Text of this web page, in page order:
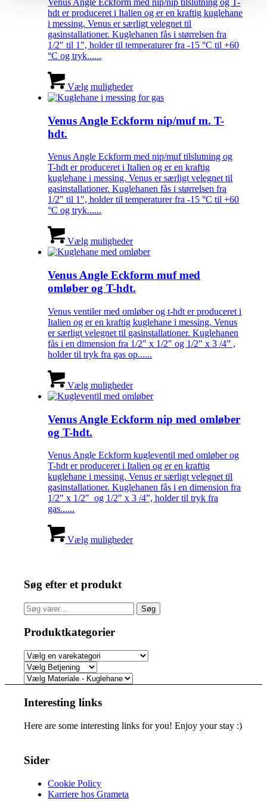
Venus Angle Eckform med nip/nip tilslutning og T-
hdt er produceret i Italien og er en kraftig kuglehane
i messing. Venus er særligt velegnet til
gasinstallationer. Kuglehanen fås i størrelsen fra
1/2" til 1", holder til temperaturer fra -15 °C til +60
°C og tryk......
Vælg muligheder
Venus Angle Eckform nip/muf m. T-
hdt.
Venus Angle Eckform med nip/muf tilslutning og
T-hdt er produceret i Italien og er en kraftig
kuglehane i messing. Venus er særligt velegnet til
gasinstallationer. Kuglehanen fås i størrelsen fra
1/2" til 1", holder til temperaturer fra -15 °C til +60
°C og tryk......
Vælg muligheder
Venus Angle Eckform muf med
omløber og T-hdt.
Venus ventiler med omløber og t-hdt er produceret i
Italien og er en kraftig kuglehane i messing. Venus
er særligt velegnet til gasinstallationer. Kuglehanen
fås i en dimension fra 1/2" x 1/2" og 1/2" x 3 /4” ,
holder til tryk fra gas op......
Vælg muligheder
Venus Angle Eckform nip med omløber
og T-hdt.
Venus Angle Eckform kugleventil med omløber og
T-hdt er produceret i Italien og er en kraftig
kuglehane i messing. Venus er særligt velegnet til
gasinstallationer. Kuglehanen fås i en dimension fra
1/2" x 1/2" og 1/2" x 3 /4”, holder til tryk fra
gas......
Vælg muligheder
Søg efter et produkt
Søg
efter:
Søg
Produktkategorier
Interesting links
Here are some interesting links for you! Enjoy your stay :)
Sider
Cookie Policy
Karriere hos Grameta